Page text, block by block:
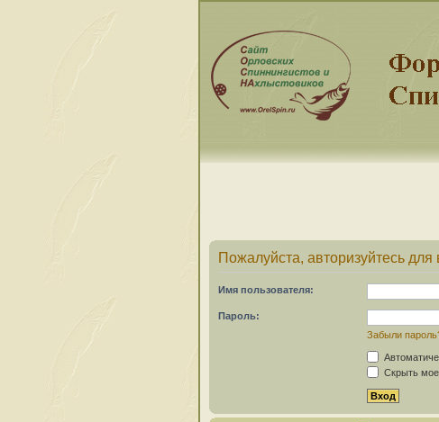
Пожалуйста, авторизуйтесь
Имя пользователя:
Пароль:
Забыли
Скрыть